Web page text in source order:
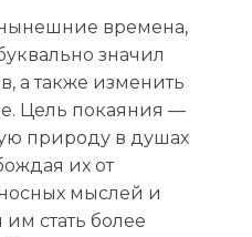
времена,
значил
а также изменить
Цель покаяния —
природу в душах
их от
мыслей и
стать более